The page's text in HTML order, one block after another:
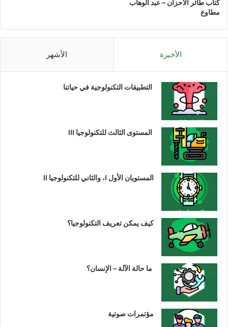
كتاب طائر الأحزان – عبد الوهاب
مطاوع
الأخيرة الأشهر
التطبيقات التكنولوجية في حياتنا
المستوى الثالث للتكنولوجيا III
المستويان الأول I، والثاني للتكنولوجيا II
كيف يمكن تعريف التكنولوجيا؟
ما حالة الآلة – الإنسان؟
مؤتمرات صوتية